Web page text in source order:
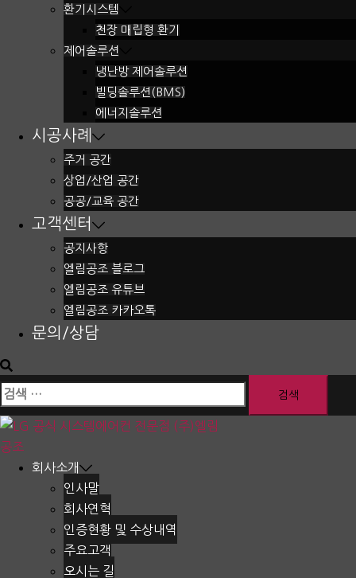
환기시스템
천장 매립형 환기
제어솔루션
냉난방 제어솔루션
빌딩솔루션(BMS)
에너지솔루션
시공사례
주거 공간
상업/산업 공간
공공/교육 공간
고객센터
공지사항
엘림공조 블로그
엘림공조 유튜브
엘림공조 카카오톡
문의/상담
검
어:
회사소개
인사말
회사연혁
인증현황 및 수상내역
주요고객
오시는 길